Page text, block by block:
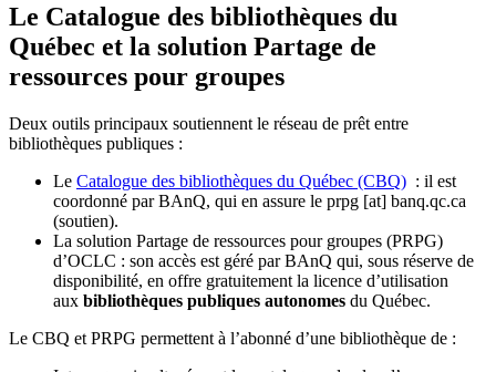
Le Catalogue des bibliothèques du
Québec et la solution Partage de
ressources pour groupes
Deux outils principaux soutiennent le réseau de prêt entre
bibliothèques publiques :
Le Catalogue des bibliothèques du Québec (CBQ) : il est
coordonné par BAnQ, qui en assure le prpg [at] banq.qc.ca
(soutien).
La solution Partage de ressources pour groupes (PRPG)
d’OCLC : son accès est géré par BAnQ qui, sous réserve de
disponibilité, en offre gratuitement la licence d’utilisation
aux bibliothèques publiques autonomes du Québec.
Le CBQ et PRPG permettent à l’abonné d’une bibliothèque de :